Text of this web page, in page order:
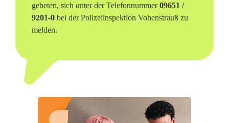
K
gebeten, sich unter der Telefonnummer09651 /
9201-0 bei der Polizeiinspektion Vohenstrauß zu
melden.